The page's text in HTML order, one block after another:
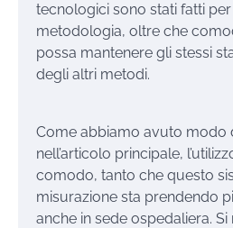
tecnologici sono stati fatti
metodologia, oltre che
possa mantenere gli stessi
degli altri metodi.
Come abbiamo avuto modo
nell’articolo principale,
comodo, tanto che questo
misurazione sta prendendo
anche in sede ospedaliera.